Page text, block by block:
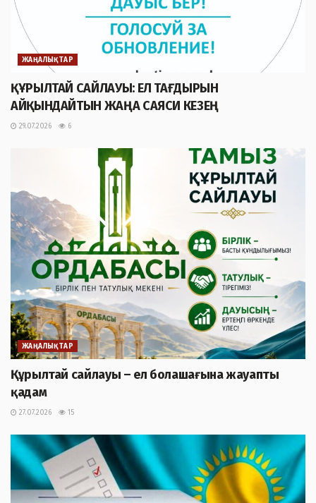
ЖАҢАЛЫҚТАР
ҚҰРЫЛТАЙ САЙЛАУЫ: ЕЛ ТАҒДЫРЫН
АЙҚЫНДАЙТЫН ЖАҢА САЯСИ КЕЗЕҢ
29.07.2026 6
ЖАҢАЛЫҚТАР
Құрылтай сайлауы – ел болашағына жауапты
қадам
27.07.2026 15